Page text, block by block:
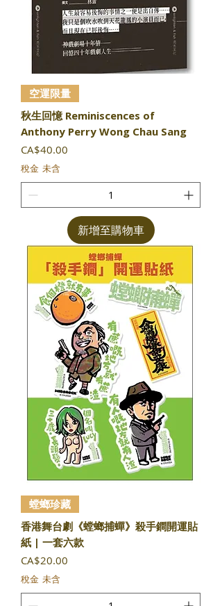
空運限量
秋生回憶 Reminiscences of
Anthony Perry Wong Chau Sang
價格
CA$40.00
稅金 未含
新增至購物車
螳螂珍藏
香港舞台劇《螳螂捕蟬》殺手鐧開運貼
紙 | 一套六款
價格
CA$20.00
稅金 未含